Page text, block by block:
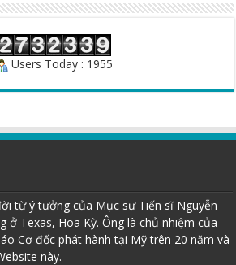
Users Today : 1955
từ ý tưởng của Mục sư Tiến sĩ Nguyễn
ở Texas, Hoa Kỳ. Ông là chủ nhiệm của
Cơ đốc phát hành tại Mỹ trên 20 năm và
này.